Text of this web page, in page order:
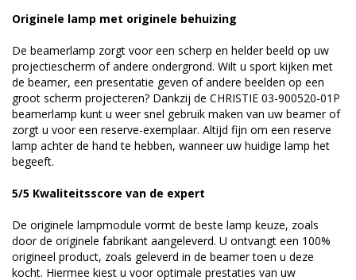
Originele lamp met originele behuizing
De beamerlamp zorgt voor een scherp en helder beeld op uw
projectiescherm of andere ondergrond. Wilt u sport kijken met
de beamer, een presentatie geven of andere beelden op een
groot scherm projecteren? Dankzij de CHRISTIE 03-900520-01P
beamerlamp kunt u weer snel gebruik maken van uw beamer of
zorgt u voor een reserve-exemplaar. Altijd fijn om een reserve
lamp achter de hand te hebben, wanneer uw huidige lamp het
begeeft.
5/5 Kwaliteitsscore van de expert
De originele lampmodule vormt de beste lamp keuze, zoals
door de originele fabrikant aangeleverd. U ontvangt een 100%
origineel product, zoals geleverd in de beamer toen u deze
kocht. Hiermee kiest u voor optimale prestaties van uw